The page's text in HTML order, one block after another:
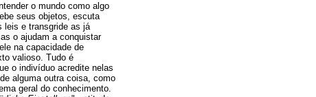
o mundo como algo
seus objetos, escuta
leis e transgride as já
o ajudam a conquistar
na capacidade de
valioso. Tudo é
o indivíduo acredite nelas
alguma outra coisa, como
geral do conhecimento.